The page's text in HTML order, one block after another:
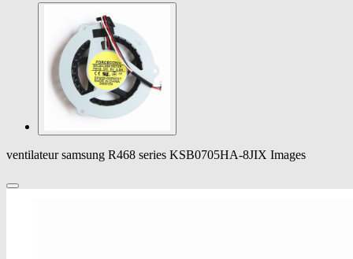
ventilateur samsung R468 series KSB0705HA-8JIX Images